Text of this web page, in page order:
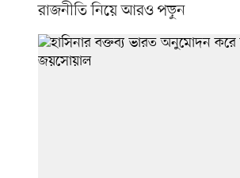
রাজনীতি নিয়ে আরও পড়ুন